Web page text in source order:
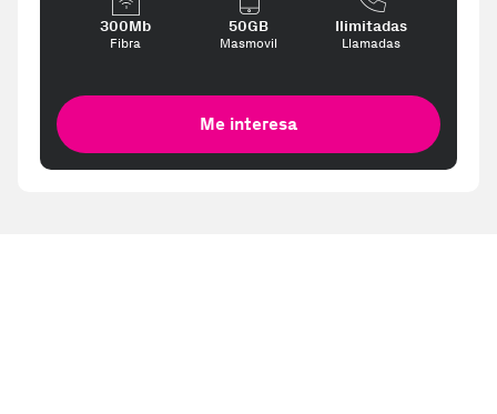
300Mb
Fibra
50GB
Masmovil
Ilimitadas
Llamadas
Me interesa